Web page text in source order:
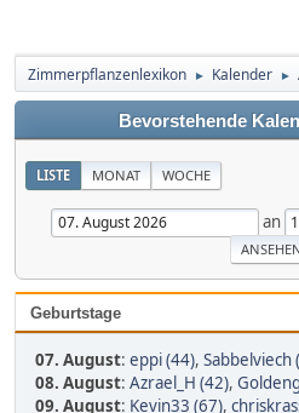
Zimmerpflanzenlexikon ► Kalender ►
Bevorstehende
LISTE MONAT WOCHE
an
Geburtstage
07. August: eppi (44), Sabbelviech
08. August: Azrael_H (42),
09. August: Kevin33 (67),